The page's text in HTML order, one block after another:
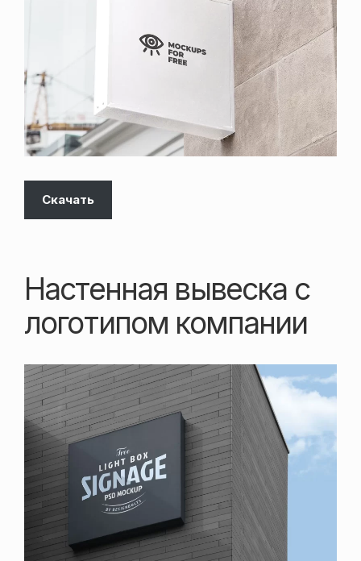
Скачать
Настенная вывеска с
логотипом компании